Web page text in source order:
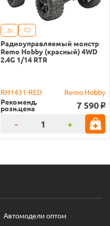
Радиоуправляемый монстр
Remo Hobby (красный) 4WD
2.4G 1/14 RTR
RH1431-RED
Remo Hobby
Рекоменд.
розн.цена 7 590 o
- +
Автомодели оптом